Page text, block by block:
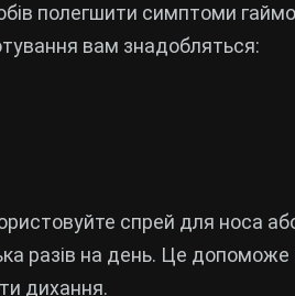
полегшити симптоми
вам знадобляться:
спрей для носа
разів на день. Це
дихання.